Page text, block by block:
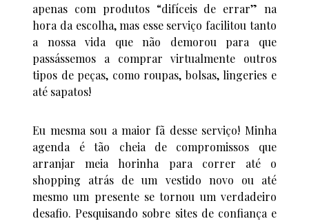
apenas com produtos “difíceis de errar” na
hora da escolha, mas esse serviço facilitou tanto
a nossa vida que não demorou para que
passássemos a comprar virtualmente outros
tipos de peças, como roupas, bolsas, lingeries e
até sapatos!
Eu mesma sou a maior fã desse serviço! Minha
agenda é tão cheia de compromissos que
arranjar meia horinha para correr até o
shopping atrás de um vestido novo ou até
mesmo um presente se tornou um verdadeiro
desafio. Pesquisando sobre sites de confiança e